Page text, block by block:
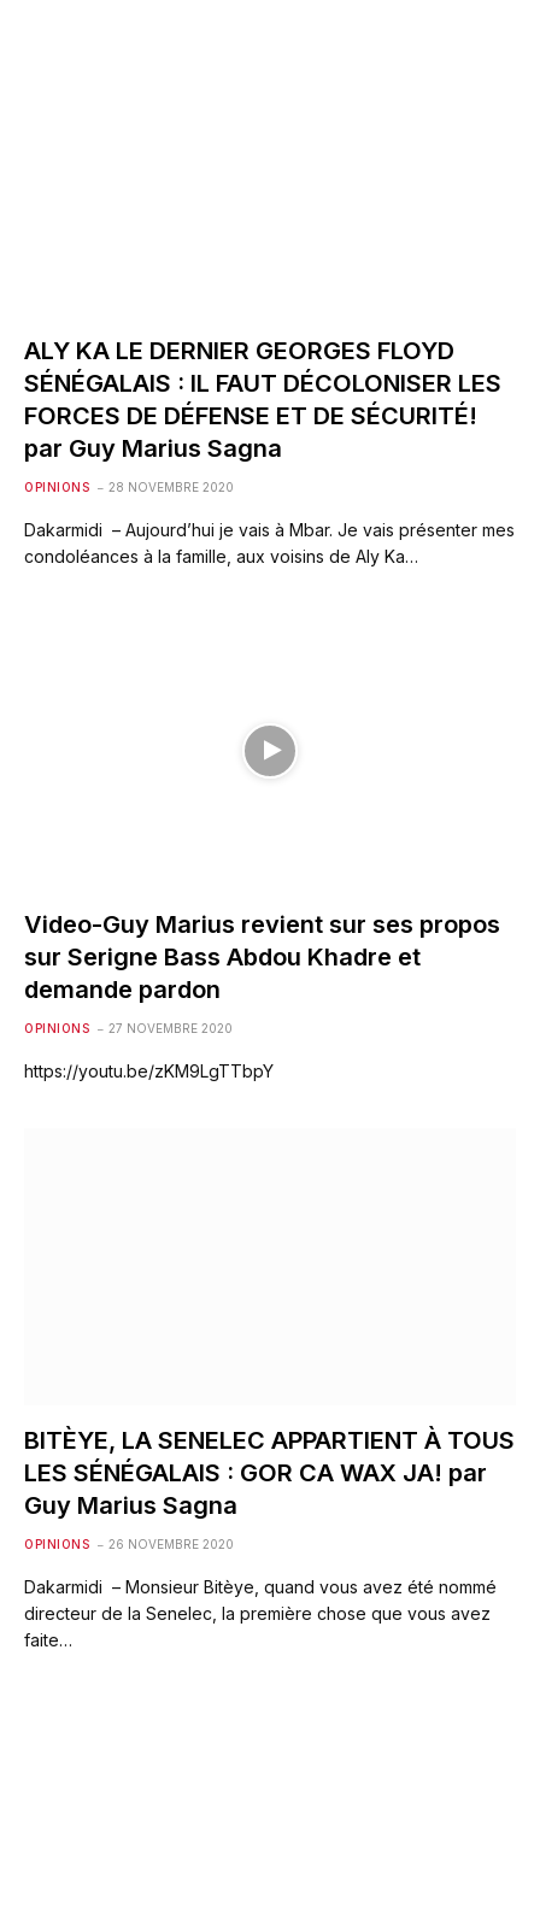
ALY KA LE DERNIER GEORGES FLOYD
SÉNÉGALAIS : IL FAUT DÉCOLONISER LES
FORCES DE DÉFENSE ET DE SÉCURITÉ!
par Guy Marius Sagna
OPINIONS 28 NOVEMBRE 2020
Dakarmidi – Aujourd’hui je vais à Mbar. Je vais présenter mes
condoléances à la famille, aux voisins de Aly Ka…
Video-Guy Marius revient sur ses propos
sur Serigne Bass Abdou Khadre et
demande pardon
OPINIONS 27 NOVEMBRE 2020
https://youtu.be/zKM9LgTTbpY
BITÈYE, LA SENELEC APPARTIENT À TOUS
LES SÉNÉGALAIS : GOR CA WAX JA! par
Guy Marius Sagna
OPINIONS 26 NOVEMBRE 2020
Dakarmidi – Monsieur Bitèye, quand vous avez été nommé
directeur de la Senelec, la première chose que vous avez
faite…